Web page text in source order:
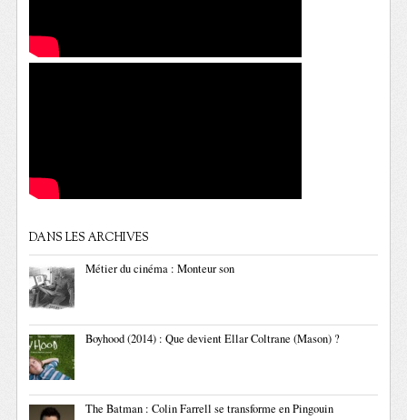
DANS LES ARCHIVES
Métier du cinéma : Monteur son
Boyhood (2014) : Que devient Ellar Coltrane (Mason) ?
The Batman : Colin Farrell se transforme en Pingouin